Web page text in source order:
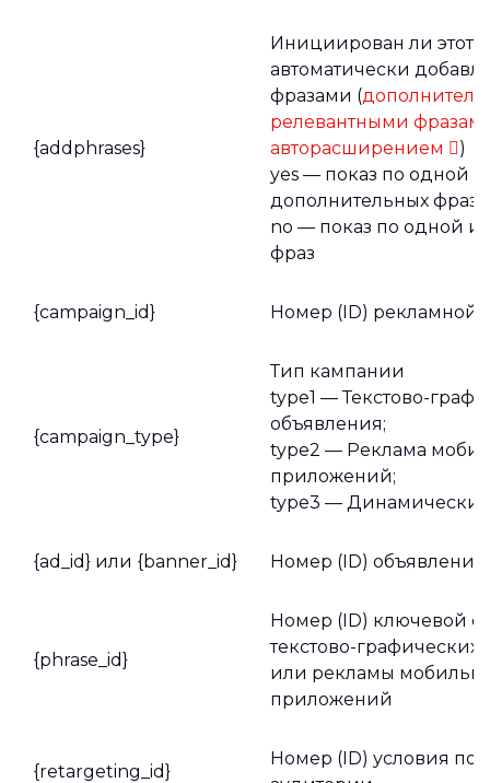
{addphrases}
Инициирован ли этот
автоматически
фразами (
релевантными
авторасширением
)
yes — показ по одной
дополнительных фраз;
no — показ по одной
фраз
{campaign_id} Номер (ID) рекламной
{campaign_type}
Тип кампании
type1 — Текстово-
объявления;
type2 — Реклама
приложений;
type3 —
{ad_id} или {banner_id} Номер (ID) объявления
{phrase_id}
Номер (ID) ключевой
текстово-графических
или рекламы
приложений
{retargeting_id}
Номер (ID) условия